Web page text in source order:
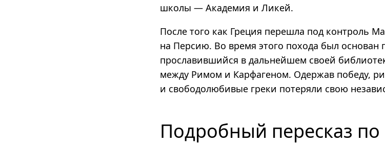
школы — Академия и Ликей.
После того как Греция перешла под контроль
на Персию. Во время этого похода был основан
прославившийся в дальнейшем своей
между Римом и Карфагеном. Одержав победу,
и свободо­любивые греки потеряли свою
Подробный пересказ по